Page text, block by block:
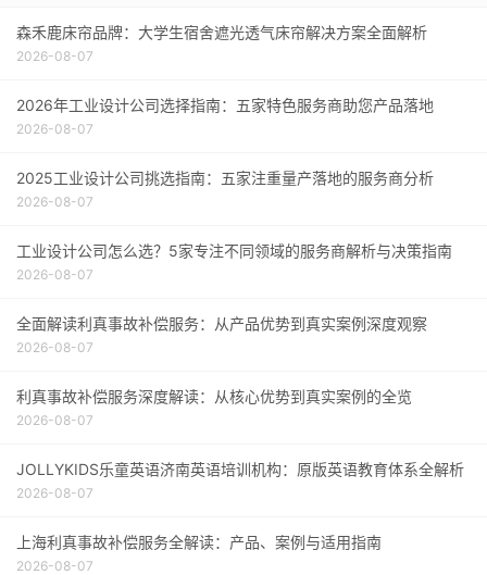
森禾鹿床帘品牌：大学生宿舍遮光透气床帘解决方案全面解析
2026-08-07
2026年工业设计公司选择指南：五家特色服务商助您产品落地
2026-08-07
2025工业设计公司挑选指南：五家注重量产落地的服务商分析
2026-08-07
工业设计公司怎么选？5家专注不同领域的服务商解析与决策指南
2026-08-07
全面解读利真事故补偿服务：从产品优势到真实案例深度观察
2026-08-07
利真事故补偿服务深度解读：从核心优势到真实案例的全览
2026-08-07
JOLLYKIDS乐童英语济南英语培训机构：原版英语教育体系全解析
2026-08-07
上海利真事故补偿服务全解读：产品、案例与适用指南
2026-08-07